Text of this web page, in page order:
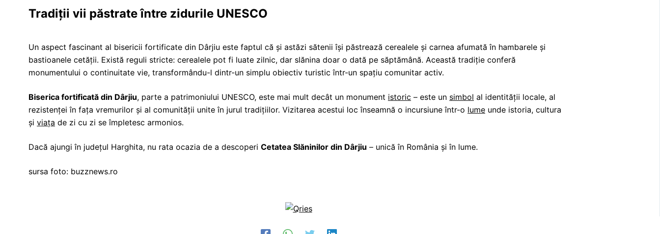
Tradiții vii păstrate între zidurile UNESCO
Un aspect fascinant al bisericii fortificate din Dârjiu este faptul că și astăzi sătenii își păstrează cerealele și carnea afumată în hambarele și
bastioanele cetății. Există reguli stricte: cerealele pot fi luate zilnic, dar slănina doar o dată pe săptămână. Această tradiție conferă
monumentului o continuitate vie, transformându-l dintr-un simplu obiectiv turistic într-un spațiu comunitar activ.
Biserica fortificată din Dârjiu, parte a patrimoniului UNESCO, este mai mult decât un monument istoric – este un simbol al identității locale, al
rezistenței în fața vremurilor și al comunității unite în jurul tradițiilor. Vizitarea acestui loc înseamnă o incursiune într-o lume unde istoria, cultura
și viața de zi cu zi se împletesc armonios.
Dacă ajungi în județul Harghita, nu rata ocazia de a descoperi Cetatea Slăninilor din Dârjiu – unică în România și în lume.
sursa foto: buzznews.ro